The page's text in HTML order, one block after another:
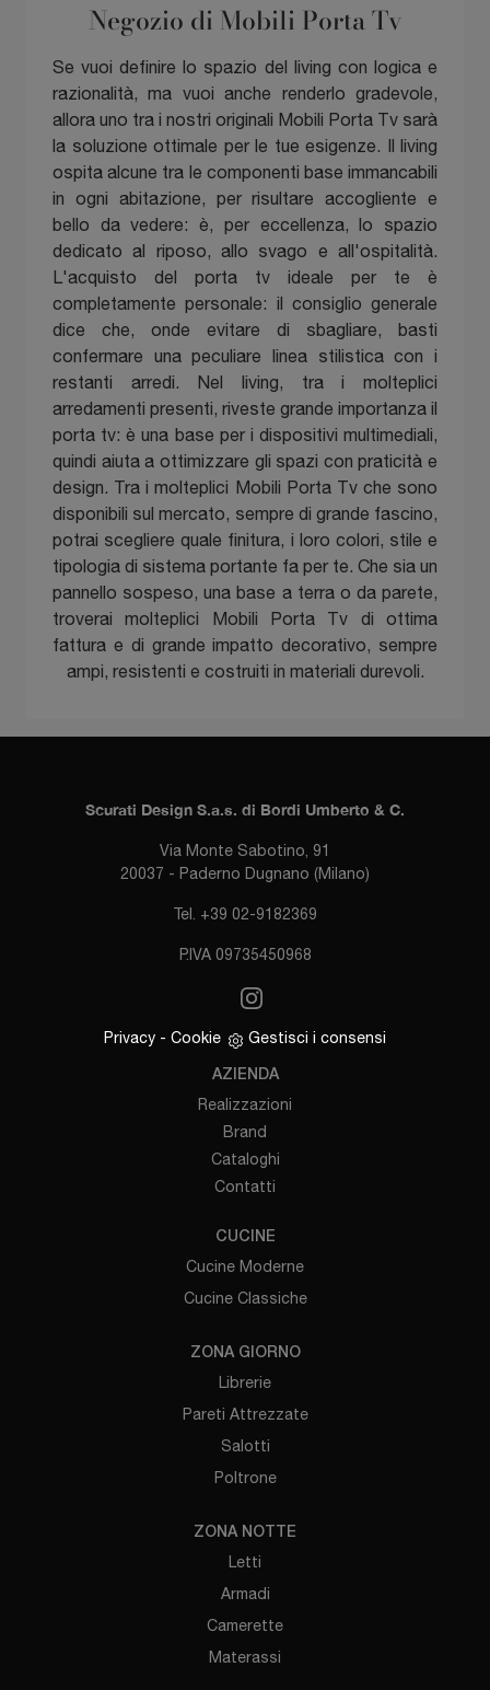
Negozio di Mobili Porta Tv
Se vuoi definire lo spazio del living con logica e
razionalità, ma vuoi anche renderlo gradevole,
allora uno tra i nostri originali Mobili Porta Tv sarà
la soluzione ottimale per le tue esigenze. Il living
ospita alcune tra le componenti base immancabili
in ogni abitazione, per risultare accogliente e
bello da vedere: è, per eccellenza, lo spazio
dedicato al riposo, allo svago e all'ospitalità.
L'acquisto del porta tv ideale per te è
completamente personale: il consiglio generale
dice che, onde evitare di sbagliare, basti
confermare una peculiare linea stilistica con i
restanti arredi. Nel living, tra i molteplici
arredamenti presenti, riveste grande importanza il
porta tv: è una base per i dispositivi multimediali,
quindi aiuta a ottimizzare gli spazi con praticità e
design. Tra i molteplici Mobili Porta Tv che sono
disponibili sul mercato, sempre di grande fascino,
potrai scegliere quale finitura, i loro colori, stile e
tipologia di sistema portante fa per te. Che sia un
pannello sospeso, una base a terra o da parete,
troverai molteplici Mobili Porta Tv di ottima
fattura e di grande impatto decorativo, sempre
ampi, resistenti e costruiti in materiali durevoli.
Scurati Design S.a.s. di Bordi Umberto & C.
Via Monte Sabotino, 91
20037 - Paderno Dugnano (Milano)
Tel. +39 02-9182369
P.IVA 09735450968
Privacy - Cookie Gestisci i consensi
AZIENDA
Realizzazioni
Brand
Cataloghi
Contatti
CUCINE
Cucine Moderne
Cucine Classiche
ZONA GIORNO
Librerie
Pareti Attrezzate
Salotti
Poltrone
ZONA NOTTE
Letti
Armadi
Camerette
Materassi